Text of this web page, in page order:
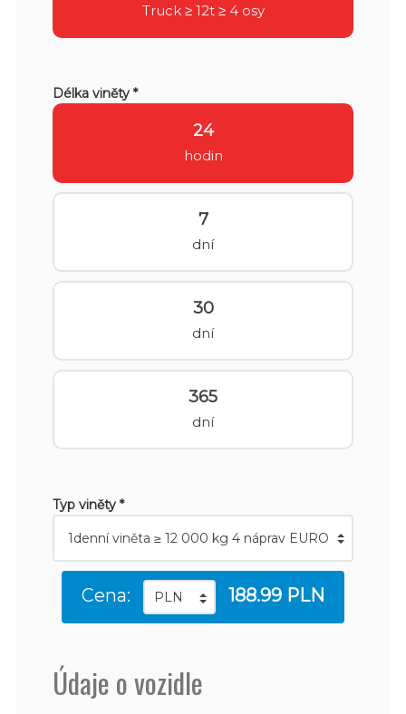
Truck ≥ 12t ≥ 4 osy
Délka viněty *
24
hodin
7
dní
30
dní
365
dní
Typ viněty *
Cena: 188.99 PLN
Údaje o vozidle